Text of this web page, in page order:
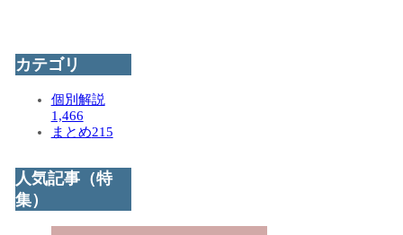
カテゴリ
個別解説
1,466
まとめ215
人気記事（特
集）